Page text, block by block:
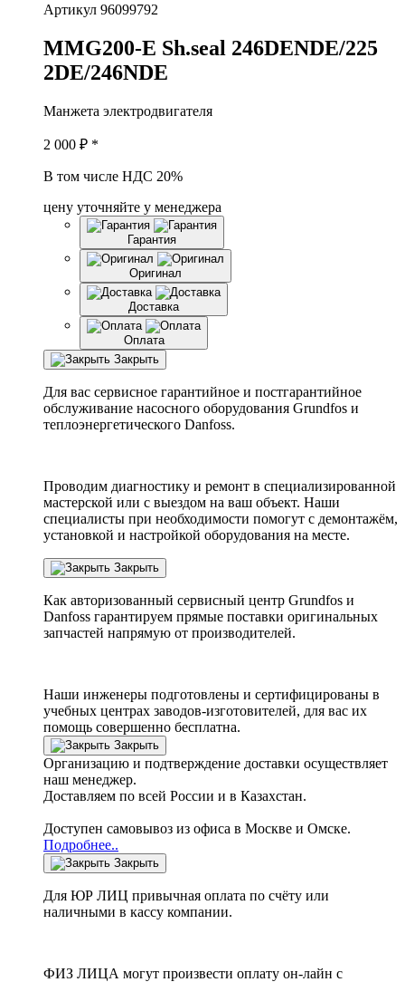
Артикул 96099792
MMG200-E Sh.seal 246DENDE/225
2DE/246NDE
Манжета электродвигателя
2 000 ₽ *
В том числе НДС 20%
цену уточняйте у менеджера
Гарантия
Оригинал
Доставка
Оплата
Закрыть
Для вас сервисное гарантийное и постгарантийное
обслуживание насосного оборудования Grundfos и
теплоэнергетического Danfoss.
Проводим диагностику и ремонт в специализированной
мастерской или с выездом на ваш объект. Наши
специалисты при необходимости помогут с демонтажём,
установкой и настройкой оборудования на месте.
Закрыть
Как авторизованный сервисный центр Grundfos и
Danfoss гарантируем прямые поставки оригинальных
запчастей напрямую от производителей.
Наши инженеры подготовлены и сертифицированы в
учебных центрах заводов-изготовителей, для вас их
помощь совершенно бесплатна.
Закрыть
Организацию и подтверждение доставки осуществляет
наш менеджер.
Доставляем по всей России и в Казахстан.
Доступен самовывоз из офиса в Москве и Омске.
Подробнее..
Закрыть
Для ЮР ЛИЦ привычная оплата по счёту или
наличными в кассу компании.
ФИЗ ЛИЦА могут произвести оплату он-лайн с